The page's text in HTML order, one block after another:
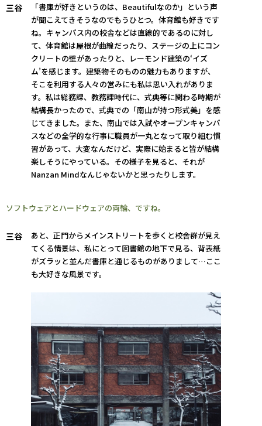
三谷
「書庫が好きというのは、Beautifulなのか」という声
が聞こえてきそうなのでもうひとつ。体育館も好きです
ね。キャンパス内の校舎などは直線的であるのに対し
て、体育館は屋根が曲線だったり、ステージの上にコン
クリートの壁があったりと、レーモンド建築の‘イズ
ム’を感じます。建築物そのものの魅力もありますが、
そこを利用する人々の営みにも私は思い入れがありま
す。私は総務課、教務課時代に、式典等に関わる時期が
結構長かったので、式典での「南山が持つ形式美」を感
じてきました。また、南山では入試やオープンキャンパ
スなどの全学的な行事に職員が一丸となって取り組む慣
習があって、大変なんだけど、実際に始まると皆が結構
楽しそうにやっている。その様子を見ると、それが
Nanzan Mindなんじゃないかと思ったりします。
ソフトウェアとハードウェアの両輪、ですね。
三谷
あと、正門からメインストリートを歩くと校舎群が見え
てくる情景は、私にとって図書館の地下で見る、背表紙
がズラッと並んだ書庫と通じるものがありまして…ここ
も大好きな風景です。